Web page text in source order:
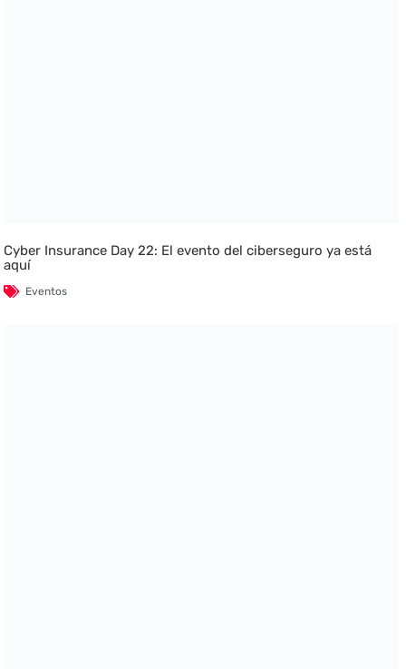
Cyber Insurance Day 22: El evento del ciberseguro ya está
aquí
Eventos